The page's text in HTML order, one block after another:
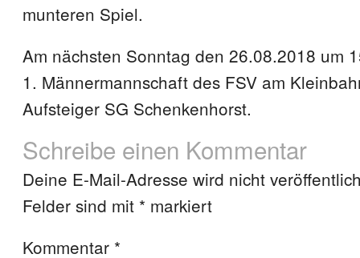
munteren Spiel.
Am nächsten Sonntag den 26.08.2018 um
1. Männermannschaft des FSV am
Aufsteiger SG Schenkenhorst.
Schreibe einen Kommentar
Deine E-Mail-Adresse wird nicht
Felder sind mit * markiert
Kommentar *